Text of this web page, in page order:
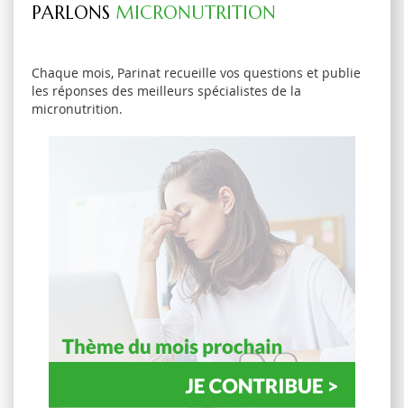
PARLONS MICRONUTRITION
Chaque mois, Parinat recueille vos questions et publie
les réponses des meilleurs spécialistes de la
micronutrition.